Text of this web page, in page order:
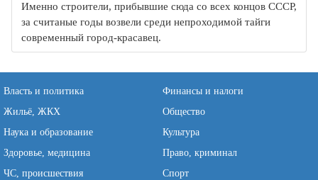
Именно строители, прибывшие сюда со всех концов СССР,
за считаные годы возвели среди непроходимой тайги
современный город-красавец.
Власть и политика
Финансы и налоги
Жильё, ЖКХ
Общество
Наука и образование
Культура
Здоровье, медицина
Право, криминал
ЧС, происшествия
Спорт